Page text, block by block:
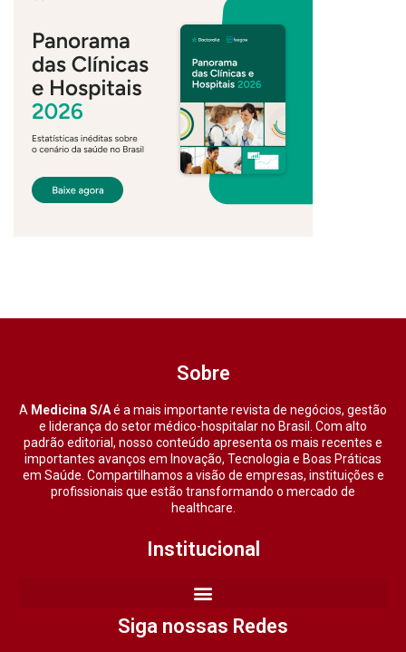
Sobre
A Medicina S/Aé a mais importante revista de negócios, gestão
e liderança do setor médico-hospitalar no Brasil. Com alto
padrão editorial, nosso conteúdo apresenta os mais recentes e
importantes avanços em Inovação, Tecnologia e Boas Práticas
em Saúde. Compartilhamos a visão de empresas, instituições e
profissionais que estão transformando o mercado de
healthcare.
Institucional
Siga nossas Redes